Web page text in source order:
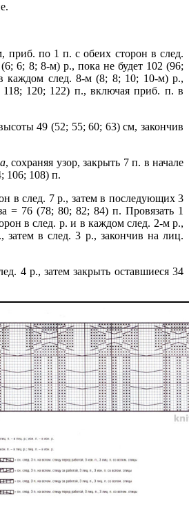
приб. по 1 п. с обеих сторон в след.
6; 8; 8-м) р., пока не будет 102 (96;
каждом след. 8-м (8; 8; 10; 10-м) р.,
118; 120; 122) п., включая приб. п. в
49 (52; 55; 60; 63) см, закончив
, сохраняя узор, закрыть 7 п. в начале
106; 108) п.
в след. 7 р., затем в последующих 3
= 76 (78; 80; 82; 84) п. Провязать 1
в след. р. и в каждом след. 2-м р.,
затем в след. 3 р., закончив на лиц.
4 р., затем закрыть оставшиеся 34